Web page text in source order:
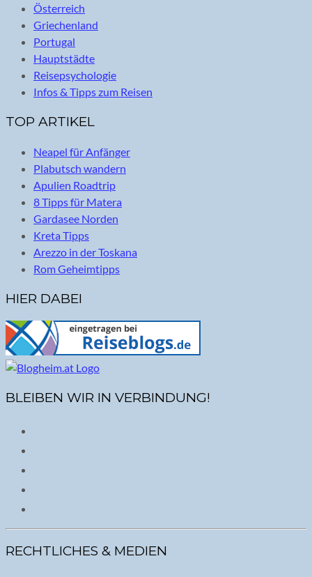
Österreich
Griechenland
Portugal
Hauptstädte
Reisepsychologie
Infos & Tipps zum Reisen
TOP ARTIKEL
Neapel für Anfänger
Plabutsch wandern
Apulien Roadtrip
8 Tipps für Matera
Gardasee Norden
Kreta Tipps
Arezzo in der Toskana
Rom Geheimtipps
HIER DABEI
BLEIBEN WIR IN VERBINDUNG!
RECHTLICHES & MEDIEN